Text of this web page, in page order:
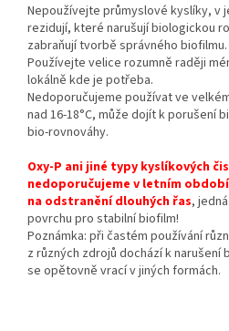
Nepoužívejte průmyslové kyslíky, v
rezidují, které narušují biologickou
zabraňují tvorbě správného biofilmu.
Používejte velice rozumně raději
lokálně kde je potřeba.
Nedoporučujeme používat ve
nad 16-18°C, může dojít k porušení
bio-rovnováhy.
Oxy-P ani jiné typy kyslíkových
nedoporučujeme v letním
na odstranění dlouhých řas,
povrchu pro stabilní biofilm!
Poznámka: při častém používání
z různých zdrojů dochází k narušení
se opětovně vrací v jiných formách.